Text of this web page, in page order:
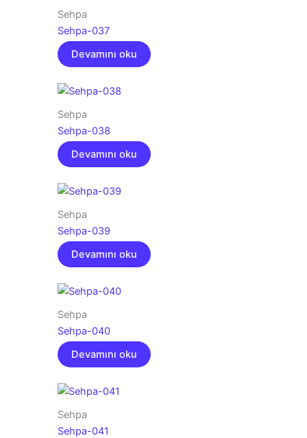
Sehpa
Sehpa-037
Devamını oku
Sehpa
Sehpa-038
Devamını oku
Sehpa
Sehpa-039
Devamını oku
Sehpa
Sehpa-040
Devamını oku
Sehpa
Sehpa-041